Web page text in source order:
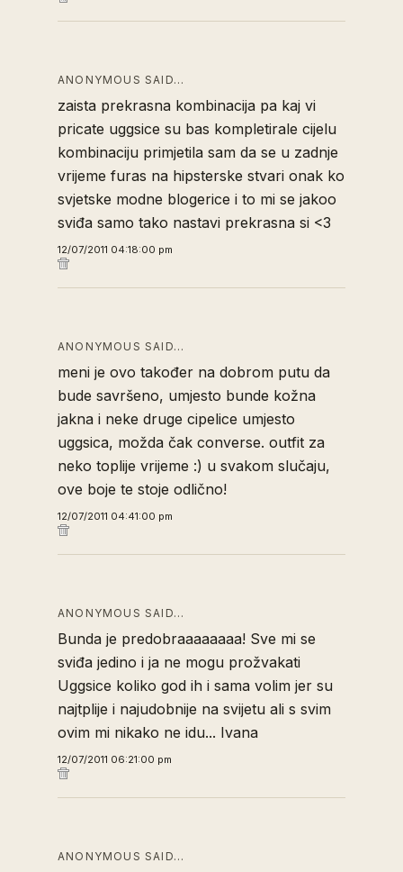
ANONYMOUS SAID…
zaista prekrasna kombinacija pa kaj vi
pricate uggsice su bas kompletirale cijelu
kombinaciju primjetila sam da se u zadnje
vrijeme furas na hipsterske stvari onak ko
svjetske modne blogerice i to mi se jakoo
sviđa samo tako nastavi prekrasna si <3
12/07/2011 04:18:00 pm
ANONYMOUS SAID…
meni je ovo također na dobrom putu da
bude savršeno, umjesto bunde kožna
jakna i neke druge cipelice umjesto
uggsica, možda čak converse. outfit za
neko toplije vrijeme :) u svakom slučaju,
ove boje te stoje odlično!
12/07/2011 04:41:00 pm
ANONYMOUS SAID…
Bunda je predobraaaaaaaa! Sve mi se
sviđa jedino i ja ne mogu prožvakati
Uggsice koliko god ih i sama volim jer su
najtplije i najudobnije na svijetu ali s svim
ovim mi nikako ne idu... Ivana
12/07/2011 06:21:00 pm
ANONYMOUS SAID…